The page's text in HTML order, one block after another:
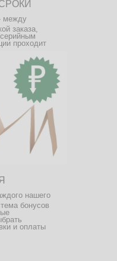
между
заказа,
проходит
нашего
бонусов
и оплаты